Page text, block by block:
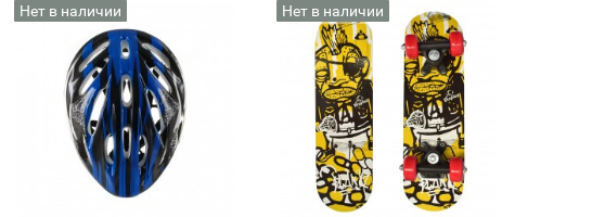
Нет в наличии Нет в наличии